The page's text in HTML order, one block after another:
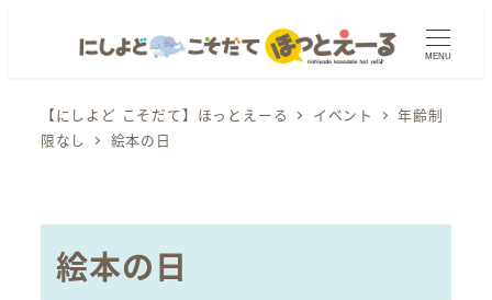
MENU
【にしよど こそだて】ほっとえーる イベント
年齢制
限なし
絵本の日
絵本の日